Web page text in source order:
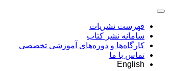
فهرست نشریات
سامانه نشر کتاب
کارگاه‌ها و دوره‌های آموزشی تخصصی
تماس با ما
English